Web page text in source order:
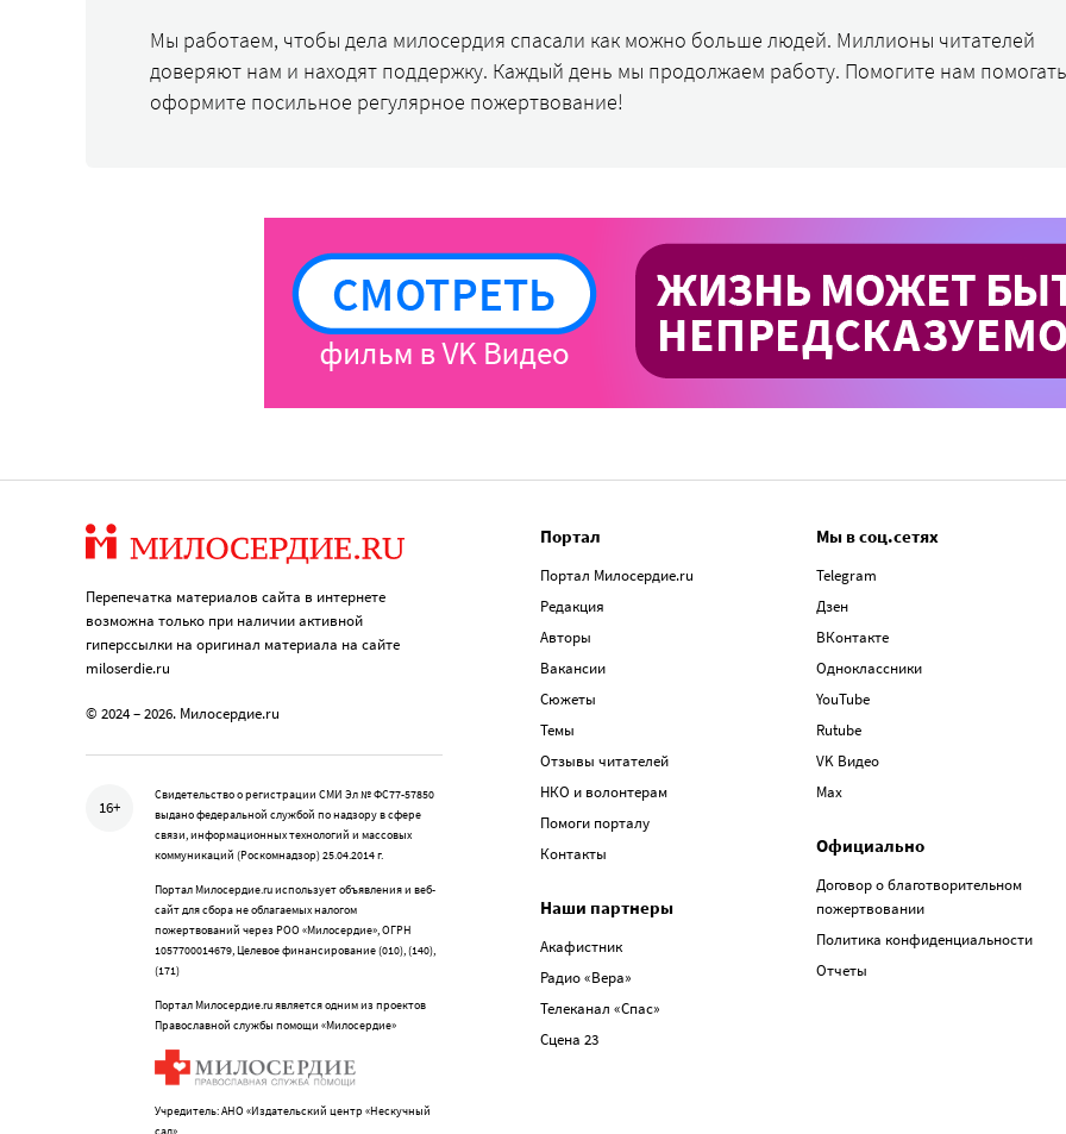
Мы работаем, чтобы дела милосердия спасали как можно больше людей. Миллионы читателей
доверяют нам и находят поддержку. Каждый день мы продолжаем работу. Помогите нам
оформите посильное регулярное пожертвование!
Перепечатка материалов сайта в интернете
возможна только при наличии активной
гиперссылки на оригинал материала на сайте
miloserdie.ru
© 2024 – 2026. Милосердие.ru
16+
Свидетельство о регистрации СМИ Эл № ФС77-57850
выдано федеральной службой по надзору в сфере
связи, информационных технологий и массовых
коммуникаций (Роскомнадзор) 25.04.2014 г.
Портал Милосердие.ru использует объявления и веб-
сайт для сбора не облагаемых налогом
пожертвований через РОО «Милосердие», ОГРН
1057700014679, Целевое финансирование (010), (140),
(171)
Портал Милосердие.ru является одним из проектов
Православной службы помощи «Милосердие»
Учредитель: АНО «Издательский центр «Нескучный
Портал
Портал Милосердие.ru
Редакция
Авторы
Вакансии
Сюжеты
Темы
Отзывы читателей
НКО и волонтерам
Помоги порталу
Контакты
Наши партнеры
Акафистник
Радио «Вера»
Телеканал «Спас»
Сцена 23
Мы в соц.сетях
Telegram
Дзен
ВКонтакте
Одноклассники
YouTube
Rutube
VK Видео
Max
Официально
Договор о благотворительном
пожертвовании
Политика конфиденциальности
Отчеты